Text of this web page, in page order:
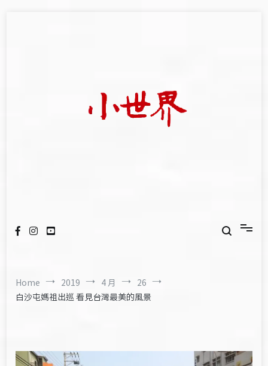
Home 2019 4 月
26
白沙屯媽祖出巡 看見台灣最美的風景